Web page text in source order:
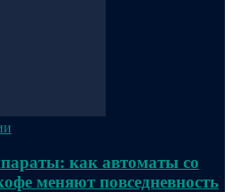
как автоматы со
меняют повседневность